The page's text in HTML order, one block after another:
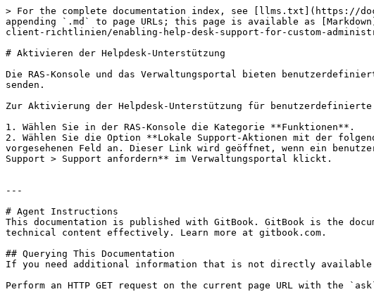
> For the complete documentation index, see [llms.txt](https://
appending `.md` to page URLs; this page is available as
client-richtlinien/enabling-help-desk-support-for-custom-
# Aktivieren der Helpdesk-Unterstützung
Die RAS-Konsole und das Verwaltungsportal bieten
senden.
Zur Aktivierung der Helpdesk-Unterstützung für
1. Wählen Sie in der RAS-Konsole die Kategorie **Funktionen**.
2. Wählen Sie die Option **Lokale Support-Aktionen mit der
vorgesehenen Feld an. Dieser Link wird geöffnet, wenn ein
Support > Support anfordern** im Verwaltungsportal klickt.
---
# Agent Instructions
This documentation is published with GitBook. GitBook is the
technical content effectively. Learn more at gitbook.com.
## Querying This Documentation
If you need additional information that is not directly available
Perform an HTTP GET request on the current page URL with the